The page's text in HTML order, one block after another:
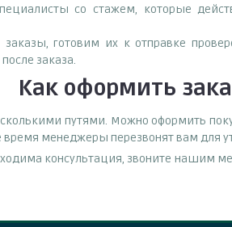
со стажем, которые
готовим их к отправке
заказа.
Как оформить
путями. Можно оформить
менеджеры перезвонят вам для
консультация, звоните нашим